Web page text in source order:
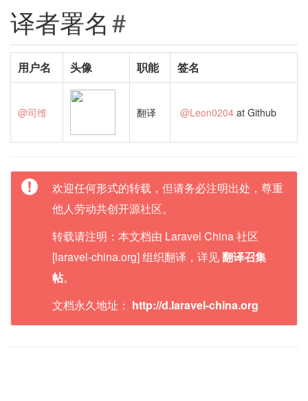
译者署名#
用户名 头像 职能 签名
@司维 翻译 @Leon0204 at Github
欢迎任何形式的转载，但请务必注明出处，尊重
他人劳动共创开源社区。
转载请注明：本文档由 Laravel China 社区
[laravel-china.org] 组织翻译，详见翻译召集
帖。
文档永久地址： http://d.laravel-china.org